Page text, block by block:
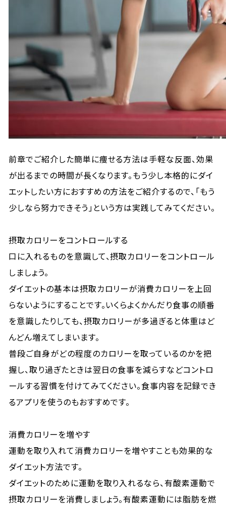
前章でご紹介した簡単に痩せる方法は手軽な反面、効果
が出るまでの時間が長くなります。もう少し本格的にダイ
エットしたい方におすすめの方法をご紹介するので、「もう
少しなら努力できそう」という方は実践してみてください。
摂取カロリーをコントロールする
口に入れるものを意識して、摂取カロリーをコントロール
しましょう。
ダイエットの基本は摂取カロリーが消費カロリーを上回
らないようにすることです。いくらよくかんだり食事の順番
を意識したりしても、摂取カロリーが多過ぎると体重はど
んどん増えてしまいます。
普段ご自身がどの程度のカロリーを取っているのかを把
握し、取り過ぎたときは翌日の食事を減らすなどコントロ
ールする習慣を付けてみてください。食事内容を記録でき
るアプリを使うのもおすすめです。
消費カロリーを増やす
運動を取り入れて消費カロリーを増やすことも効果的な
ダイエット方法です。
ダイエットのために運動を取り入れるなら、有酸素運動で
摂取カロリーを消費しましょう。有酸素運動には脂肪を燃